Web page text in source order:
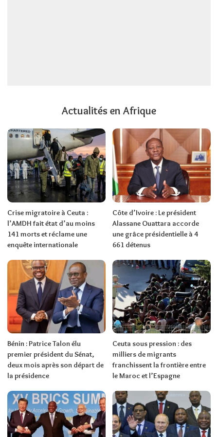
Actualités en Afrique
Crise migratoire à Ceuta :
l’AMDH fait état d’au moins
141 morts et réclame une
enquête internationale
Côte d’Ivoire : Le président
Alassane Ouattara accorde
une grâce présidentielle à 4
661 détenus
Bénin : Patrice Talon élu
premier président du Sénat,
deux mois après son départ de
la présidence
Ceuta sous pression : des
milliers de migrants
franchissent la frontière entre
le Maroc et l’Espagne